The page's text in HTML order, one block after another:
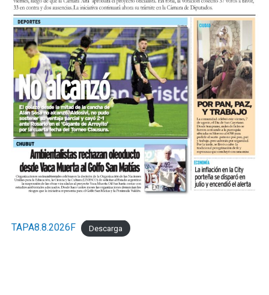
TAPA8.8.2026F Descarga